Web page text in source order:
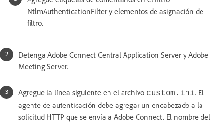
NtlmAuthenticationFilter y elementos de asignación de
filtro.
Detenga Adobe Connect Central Application Server y Adobe
Meeting Server.
Agregue la línea siguiente en el archivo custom.ini. El
agente de autenticación debe agregar un encabezado a la
solicitud HTTP que se envía a Adobe Connect. El nombre del